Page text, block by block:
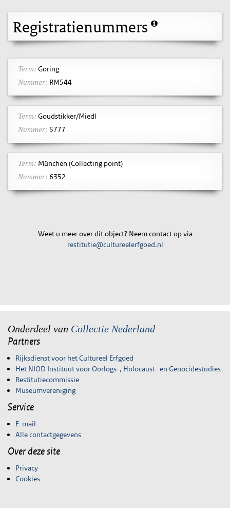
Registratienummers
Term: Göring
Nummer: RM544
Term: Goudstikker/Miedl
Nummer: 5777
Term: München (Collecting point)
Nummer: 6352
Weet u meer over dit object? Neem contact op via
restitutie@cultureelerfgoed.nl
Onderdeel van Collectie Nederland
Partners
Rijksdienst voor het Cultureel Erfgoed
Het NIOD Instituut voor Oorlogs-, Holocaust- en Genocidestudies
Restitutiecommissie
Museumvereniging
Service
E-mail
Alle contactgegevens
Over deze site
Privacy
Cookies